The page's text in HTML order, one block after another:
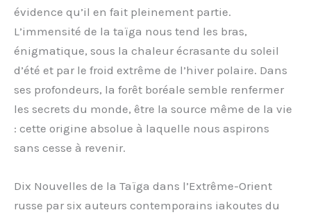
évidence qu’il en fait pleinement partie.
L’immensité de la taïga nous tend les bras,
énigmatique, sous la chaleur écrasante du soleil
d’été et par le froid extrême de l’hiver polaire. Dans
ses profondeurs, la forêt boréale semble renfermer
les secrets du monde, être la source même de la vie
: cette origine absolue à laquelle nous aspirons
sans cesse à revenir.
Dix Nouvelles de la Taïga dans l’Extrême-Orient
russe par six auteurs contemporains iakoutes du